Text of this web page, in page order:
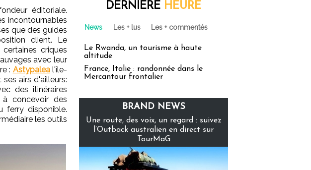
éditoriale.
incontournables
que des guides
client. Le
criques
avec leur
: Astypaleal'île-
ses airs d'ailleurs:
des itinéraires
concevoir des
ferry disponible.
les outils
DERNIÈRE HEURE
News Les + lus Les + commentés
Le Rwanda, un tourisme à haute
altitude
France, Italie : randonnée dans le
Mercantour frontalier
BRAND NEWS
Une route, des voix, un regard : suivez
l’Outback australien en direct sur
TourMaG